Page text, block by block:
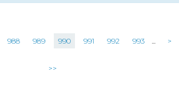
988 989 990 991 992 993 ... >
>>